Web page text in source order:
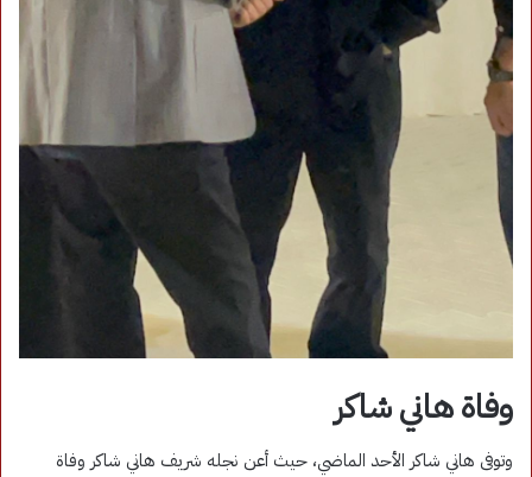
وفاة هاني شاكر
وتوفى هاني شاكر الأحد الماضي، حيث أعن نجله شريف هاني شاكر وفاة